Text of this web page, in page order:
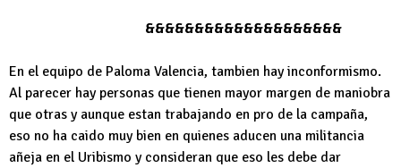
&&&&&&&&&&&&&&&&&&&&
En el equipo de Paloma Valencia, tambien hay inconformismo.
Al parecer hay personas que tienen mayor margen de maniobra
que otras y aunque estan trabajando en pro de la campaña,
eso no ha caido muy bien en quienes aducen una militancia
añeja en el Uribismo y consideran que eso les debe dar